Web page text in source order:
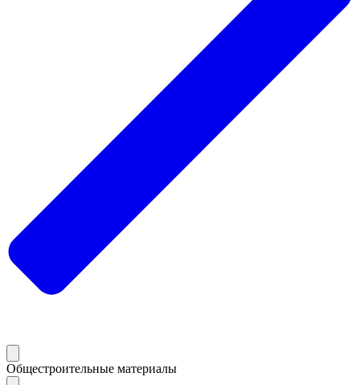
Общестроительные материалы